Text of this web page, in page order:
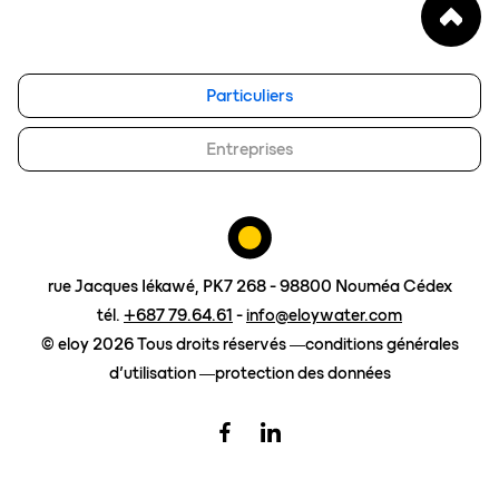
eloy group
travailler chez eloy
Contact
Particuliers
Entreprises
rue Jacques Iékawé, PK7 268 - 98800 Nouméa Cédex
tél. +687 79.64.61 -info@eloywater.com
© eloy 2026 Tous droits réservés
conditions générales
d’utilisation
protection des données